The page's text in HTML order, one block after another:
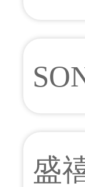
胶
盛